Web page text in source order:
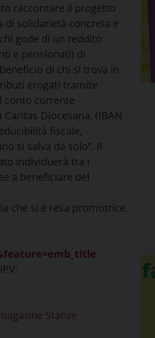
raccontare il progetto
di solidarietà concreta e
gode di un reddito
e pensionati) di
di chi si trova in
erogati tramite
conto corrente
Diocesana, (IBAN
fiscale,
si salva da solo”. Il
individuerà tra i
a beneficiare del
che si è resa promotrice
Stanze